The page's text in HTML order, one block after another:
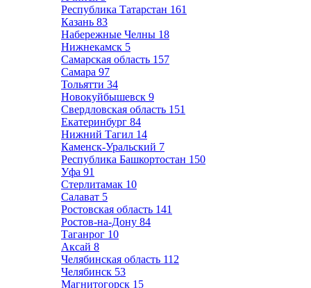
Республика Татарстан 161
Казань 83
Набережные Челны 18
Нижнекамск 5
Самарская область 157
Самара 97
Тольятти 34
Новокуйбышевск 9
Свердловская область 151
Екатеринбург 84
Нижний Тагил 14
Каменск-Уральский 7
Республика Башкортостан 150
Уфа 91
Стерлитамак 10
Салават 5
Ростовская область 141
Ростов-на-Дону 84
Таганрог 10
Аксай 8
Челябинская область 112
Челябинск 53
Магнитогорск 15